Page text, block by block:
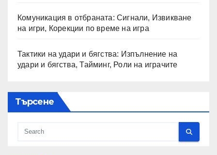
Комуникация в отбраната: Сигнали, Извикване
на игри, Корекции по време на игра
Тактики на удари и бягства: Изпълнение на
удари и бягства, Тайминг, Роли на играчите
Търсене